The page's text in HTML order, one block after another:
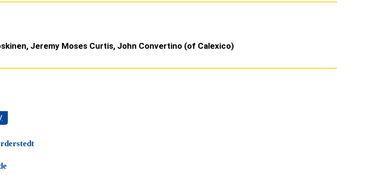
Jeremy Moses Curtis, John Convertino (of Calexico)